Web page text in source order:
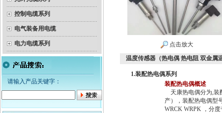
控制电缆系列
电气装备用电缆
电力电缆系列
请输入产品关键字：
点击放大
温度传感器（热电偶 热电阻 双金属
1.装配热电偶系列
装配热电偶概述
天康热电偶分为,
产），装配热电偶型
WRCK WRPK ，分